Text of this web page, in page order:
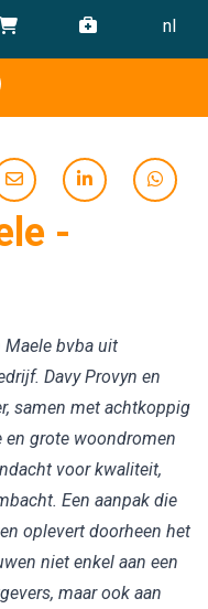
nl
-
Maele bvba uit
Davy Provyn en
samen met achtkoppig
en grote woondromen
voor kwaliteit,
Een aanpak die
oplevert doorheen het
niet enkel aan een
maar ook aan